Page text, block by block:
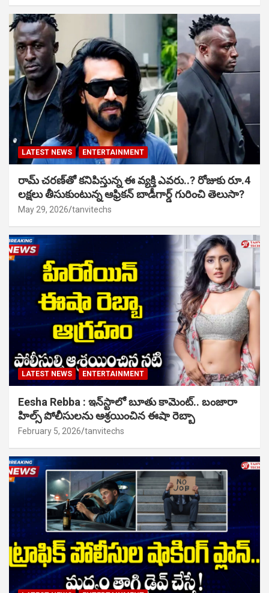
LATEST NEWS ENTERTAINMENT
రామ్ చరణ్‌తో కనిపిస్తున్న ఈ వ్యక్తి ఎవరు..? రోజుకు రూ.4
లక్షలు తీసుకుంటున్న ఆఫ్రికన్ బాడీగార్డ్ గురించి తెలుసా?
May 29, 2026 tanvitechs
LATEST NEWS ENTERTAINMENT
Eesha Rebba : ఇన్‌స్టాలో బూతు కామెంట్.. బంజారా
హిల్స్ పోలీసులను ఆశ్రయించిన ఈషా రెబ్బా
February 5, 2026 tanvitechs